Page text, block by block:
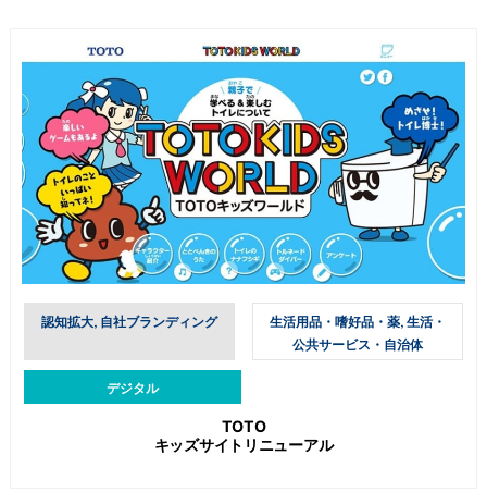
認知拡大, 自社ブランディング
生活用品・嗜好品・薬, 生活・
公共サービス・自治体
デジタル
TOTO
キッズサイトリニューアル